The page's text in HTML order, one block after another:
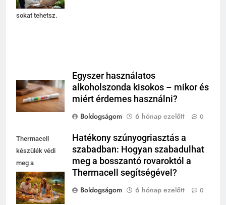
pihenéssel
sokat tehetsz.
Egyszer használatos
alkoholszonda kisokos – mikor és
miért érdemes használni?
Boldogságom
6 hónap ezelőtt 0
Thermacell
készülék védi
meg a
szabadban a
kellemetlen
szúnyogcsípésektől.
Hatékony szúnyogriasztás a
szabadban: Hogyan szabadulhat
meg a bosszantó rovaroktól a
Thermacell segítségével?
Boldogságom
6 hónap ezelőtt 0